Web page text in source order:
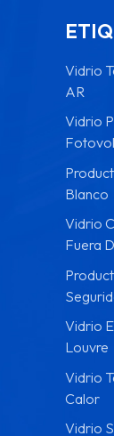
Vidrio
AR
Vidrio
Blanco
Vidrio
Fuera
Vidrio
Louvre
Vidrio
Calor
Vidrio